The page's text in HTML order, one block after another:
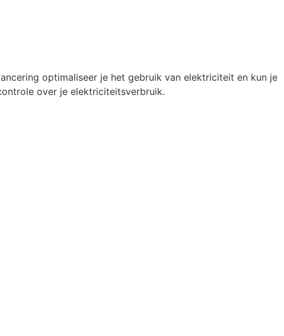
optimaliseer je het gebruik van elektriciteit en kun je
over je elektriciteitsverbruik.